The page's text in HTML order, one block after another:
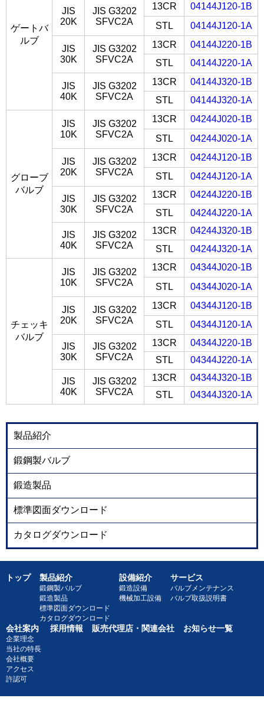
製品紹介
鍛鋼製バルブ
鍛造製品
標準図面ダウンロード
カタログダウンロード
ゲートバ
ルブ
JIS
20K
JIS G3202
SFVC2A
13CR
04144J120-1B
STL
04144J120-1A
JIS
30K
JIS G3202
SFVC2A
13CR
04144J220-1B
STL
04144J220-1A
JIS
40K
JIS G3202
SFVC2A
13CR
04144J320-1B
STL
04144J320-1A
グローブ
バルブ
JIS
10K
JIS G3202
SFVC2A
13CR
04244J020-1B
STL
04244J020-1A
JIS
20K
JIS G3202
SFVC2A
13CR
04244J120-1B
STL
04244J120-1A
JIS
30K
JIS G3202
SFVC2A
13CR
04244J220-1B
STL
04244J220-1A
JIS
40K
JIS G3202
SFVC2A
13CR
04244J320-1B
STL
04244J320-1A
チェッキ
バルブ
JIS
10K
JIS G3202
SFVC2A
13CR
04344J020-1B
STL
04344J020-1A
JIS
20K
JIS G3202
SFVC2A
13CR
04344J120-1B
STL
04344J120-1A
JIS
30K
JIS G3202
SFVC2A
13CR
04344J220-1B
STL
04344J220-1A
JIS
40K
JIS G3202
SFVC2A
13CR
04344J320-1B
STL
04344J320-1A
トップ 製品紹介
鍛鋼製バルブ
鍛造製品
標準図面ダウンロード
カタログダウンロード
設備紹介
鍛造設備
機械加工設備
サービス
バルブメンテナンス
バルブ取扱説明書
会社案内
企業理念
当社の特長
会社概要
アクセス
許認可
採用情報 販売代理店・関連会社 お知らせ一覧